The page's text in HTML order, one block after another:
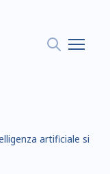
artificiale si